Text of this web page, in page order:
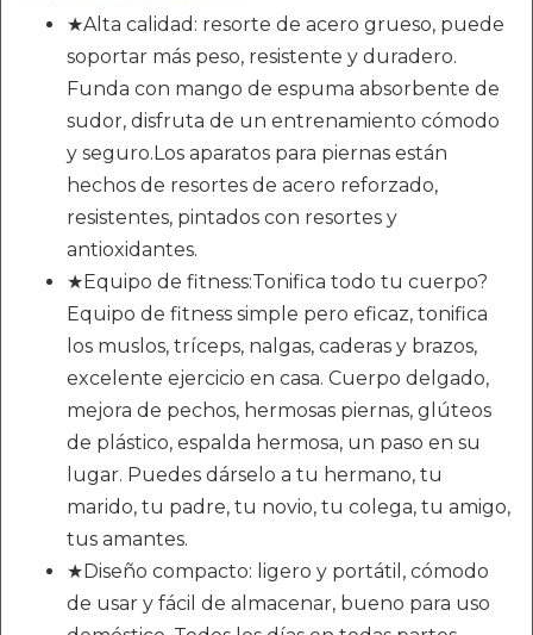
★Alta calidad: resorte de acero grueso, puede
soportar más peso, resistente y duradero.
Funda con mango de espuma absorbente de
sudor, disfruta de un entrenamiento cómodo
y seguro.Los aparatos para piernas están
hechos de resortes de acero reforzado,
resistentes, pintados con resortes y
antioxidantes.
★Equipo de fitness:Tonifica todo tu cuerpo?
Equipo de fitness simple pero eficaz, tonifica
los muslos, tríceps, nalgas, caderas y brazos,
excelente ejercicio en casa. Cuerpo delgado,
mejora de pechos, hermosas piernas, glúteos
de plástico, espalda hermosa, un paso en su
lugar. Puedes dárselo a tu hermano, tu
marido, tu padre, tu novio, tu colega, tu amigo,
tus amantes.
★Diseño compacto: ligero y portátil, cómodo
de usar y fácil de almacenar, bueno para uso